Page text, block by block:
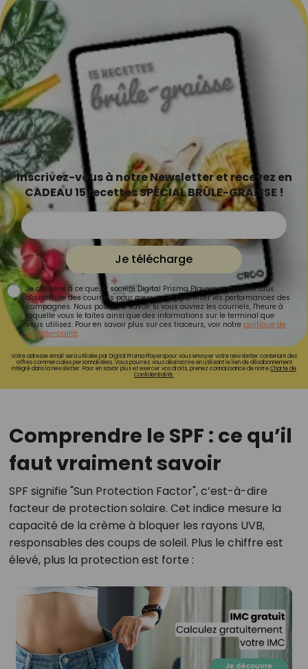
Inscrivez-vous à notre Newsletter et recevez en
CADEAU 15 recettes SPÉCIAL BRÛLE-GRAISSE !
Je télécharge
Je consens à ce que la société Digital Prisma Players analyse le taux
d'ouverture des courriels pour mesurer et optimiser les performances des
campagnes. Nous pourrons savoir si vous ouvrez les courriels, l'heure à
laquelle vous le faites ainsi que des informations sur le terminal que
vous utilisez. Pour en savoir plus sur ces traceurs, voir notre politique de
confidentialité.
Votre adresse email sera utilisée par Digital Prisma Playerspour vous envoyer votre newsletter contenant des
offres commerciales personnalisées. Vous pourrez vous désinscrire en utilisant le lien de désabonnement
intégré dans la newsletter. Pour en savoir plus et exercer vos droits, prenez connaissance de notreCharte de
Confidentialité.
Comprendre le SPF : ce qu’il
faut vraiment savoir
SPF signifie "Sun Protection Factor", c’est-à-dire
facteur de protection solaire. Cet indice mesure la
capacité de la crème à bloquer les rayons UVB,
responsables des coups de soleil. Plus le chiffre est
élevé, plus la protection est forte :